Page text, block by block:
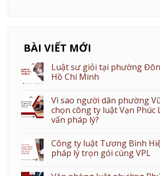
BÀI VIẾT MỚI
Luật sư giỏi tại phường
Hồ Chí Minh
Vì sao người dân phường
chọn công ty luật Vạn Phúc
vấn pháp lý?
Công ty luật Tương Bình
pháp lý trọn gói cùng VPL